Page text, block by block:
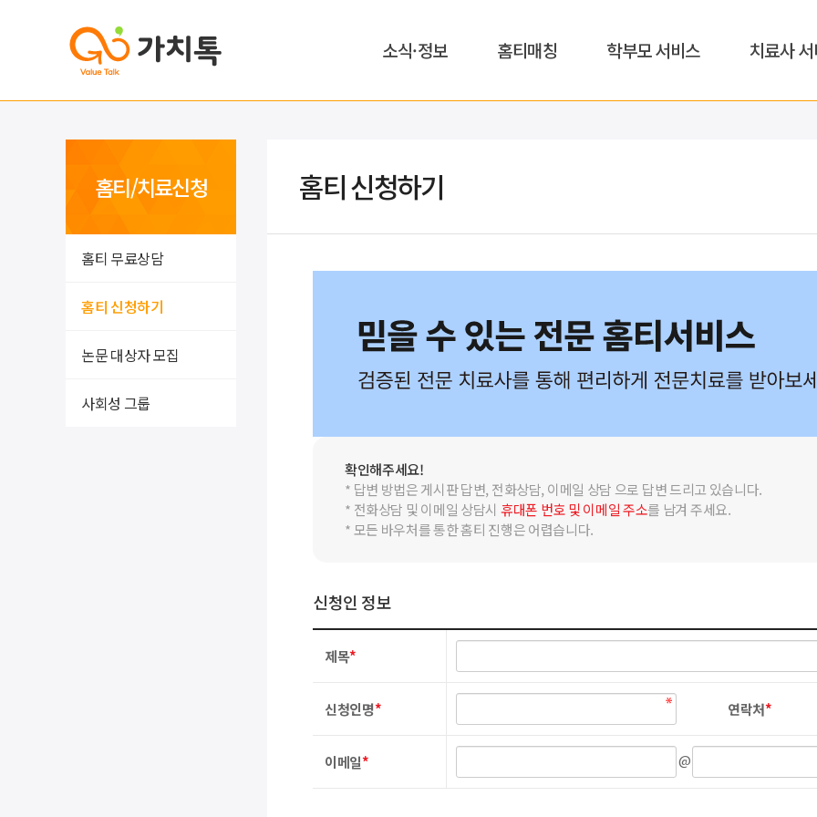
소식·정보 홈티매칭 학부모 서비스 치료사
홈티/치료신청
홈티 무료상담
홈티 신청하기
논문 대상자 모집
사회성 그룹
홈티 신청하기
확인해주세요!
* 답변 방법은 게시판 답변, 전화상담, 이메일 상담 으로 답변 드리고 있습니다.
* 전화상담 및 이메일 상담시 휴대폰 번호 및 이메일 주소를 남겨 주세요.
* 모든 바우처를 통한 홈티 진행은 어렵습니다.
신청인 정보
제목*
신청인명* 연락처*
이메일* @